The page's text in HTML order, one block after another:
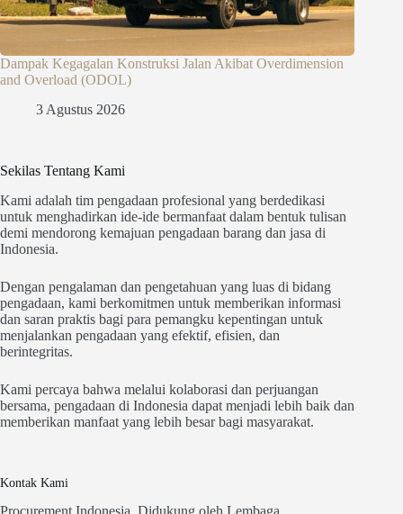
Dampak Kegagalan Konstruksi Jalan Akibat Overdimension
and Overload (ODOL)
3 Agustus 2026
Sekilas Tentang Kami
Kami adalah tim pengadaan profesional yang berdedikasi
untuk menghadirkan ide-ide bermanfaat dalam bentuk tulisan
demi mendorong kemajuan pengadaan barang dan jasa di
Indonesia.
Dengan pengalaman dan pengetahuan yang luas di bidang
pengadaan, kami berkomitmen untuk memberikan informasi
dan saran praktis bagi para pemangku kepentingan untuk
menjalankan pengadaan yang efektif, efisien, dan
berintegritas.
Kami percaya bahwa melalui kolaborasi dan perjuangan
bersama, pengadaan di Indonesia dapat menjadi lebih baik dan
memberikan manfaat yang lebih besar bagi masyarakat.
Kontak Kami